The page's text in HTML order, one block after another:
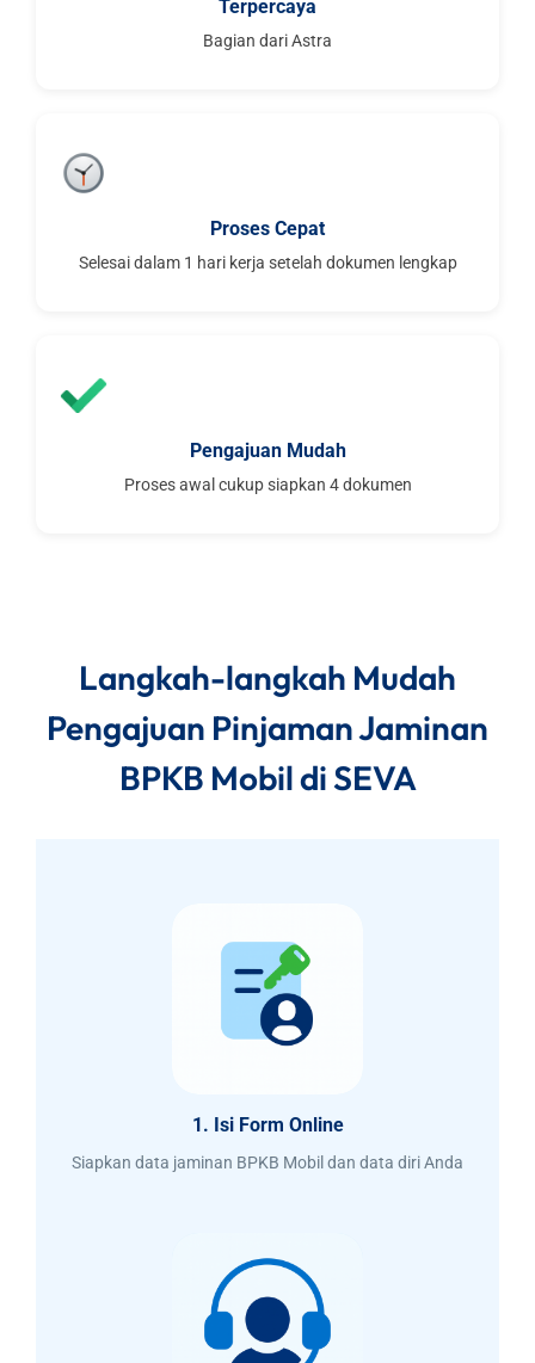
Terpercaya
Bagian dari Astra
Proses Cepat
Selesai dalam 1 hari kerja setelah dokumen lengkap
Pengajuan Mudah
Proses awal cukup siapkan 4 dokumen
Langkah-langkah Mudah
Pengajuan Pinjaman Jaminan
BPKB Mobil di SEVA
1. Isi Form Online
Siapkan data jaminan BPKB Mobil dan data diri Anda